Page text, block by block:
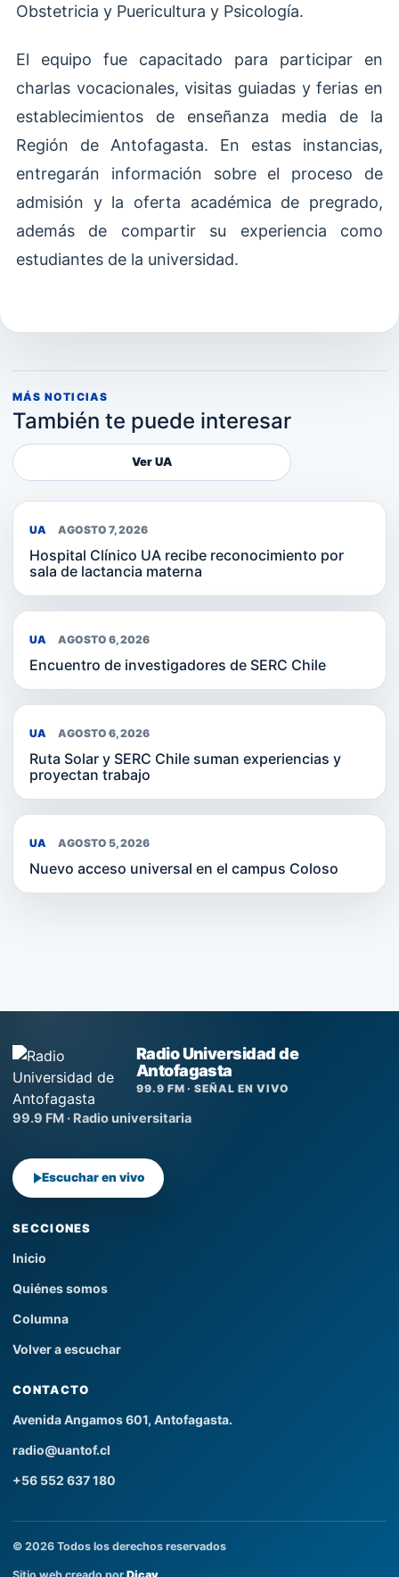
Obstetricia y Puericultura y Psicología.
El equipo fue capacitado para participar en
charlas vocacionales, visitas guiadas y ferias en
establecimientos de enseñanza media de la
Región de Antofagasta. En estas instancias,
entregarán información sobre el proceso de
admisión y la oferta académica de pregrado,
además de compartir su experiencia como
estudiantes de la universidad.
MÁS NOTICIAS
También te puede interesar
Ver UA
UA AGOSTO 7, 2026
Hospital Clínico UA recibe reconocimiento por
sala de lactancia materna
UA AGOSTO 6, 2026
Encuentro de investigadores de SERC Chile
UA AGOSTO 6, 2026
Ruta Solar y SERC Chile suman experiencias y
proyectan trabajo
UA AGOSTO 5, 2026
Nuevo acceso universal en el campus Coloso
Radio Universidad de
Antofagasta
99.9 FM · SEÑAL EN VIVO
99.9 FM · Radio universitaria
Escuchar en vivo
SECCIONES
Inicio
Quiénes somos
Columna
Volver a escuchar
CONTACTO
Avenida Angamos 601, Antofagasta.
radio@uantof.cl
+56 552 637 180
© 2026 Todos los derechos reservados
Sitio web creado por Dicav